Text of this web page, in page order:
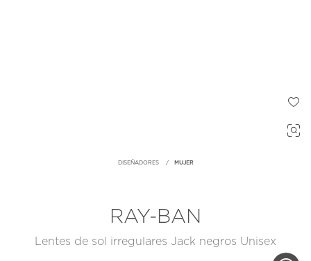
DISEÑADORES MUJER
RAY-BAN
Lentes de sol irregulares Jack negros Unisex